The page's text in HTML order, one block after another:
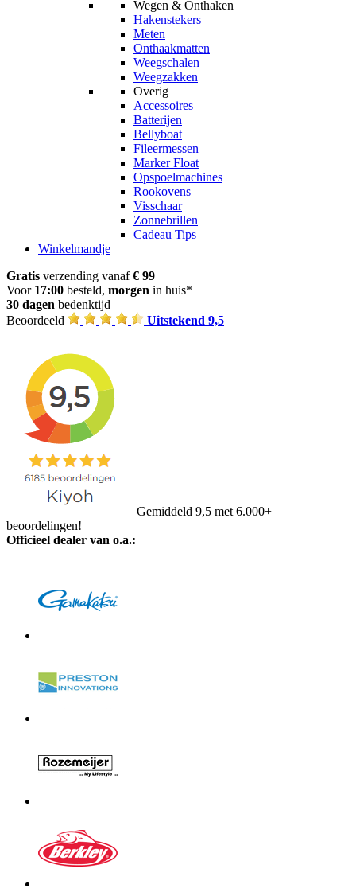
Wegen & Onthaken
Hakenstekers
Meten
Onthaakmatten
Weegschalen
Weegzakken
Overig
Accessoires
Batterijen
Bellyboat
Fileermessen
Marker Float
Opspoelmachines
Rookovens
Visschaar
Zonnebrillen
Cadeau Tips
Winkelmandje
Gratis verzending vanaf€ 99
Voor 17:00 besteld, morgen in huis*
30 dagen bedenktijd
Beoordeeld
Uitstekend 9,5
Gemiddeld 9,5 met 6.000+
beoordelingen!
Officieel dealer van o.a.: